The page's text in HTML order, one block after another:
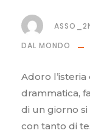
DAL MONDO
Adoro
drammatica,
di un giorno
con tanto di